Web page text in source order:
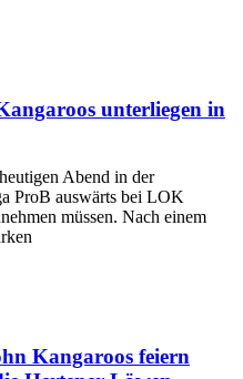
unterliegen in
Abend in der
ProB auswärts bei LOK
müssen. Nach einem
Kangaroos feiern